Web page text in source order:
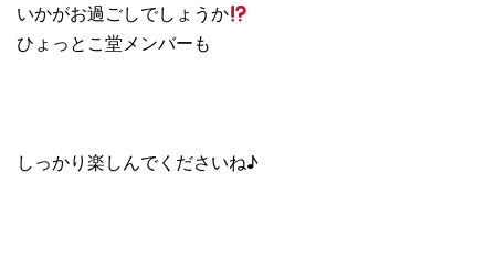
いかがお過ごしでしょうか
ひょっとこ堂メンバーも
しっかり楽しんでくださいね♪